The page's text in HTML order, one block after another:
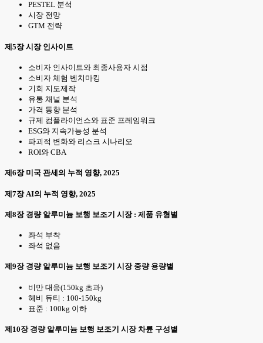
PESTEL 분석
시장 전망
GTM 전략
제5장 시장 인사이트
소비자 인사이트와 최종사용자 시점
소비자 체험 벤치마킹
기회 지도제작
유통 채널 분석
가격 동향 분석
규제 컴플라이언스와 표준 프레임워크
ESG와 지속가능성 분석
파괴적 변화와 리스크 시나리오
ROI와 CBA
제6장 미국 관세의 누적 영향, 2025
제7장 AI의 누적 영향, 2025
제8장 경량 알루미늄 보행 보조기 시장 : 제품 유형별
좌석 부착
좌석 없음
제9장 경량 알루미늄 보행 보조기 시장 중량 용량별
비만 대응(150kg 초과)
헤비 듀티 : 100-150kg
표준 : 100kg 이하
제10장 경량 알루미늄 보행 보조기 시장 차륜 구성별